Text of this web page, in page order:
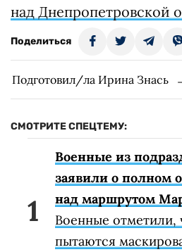
над Днепропетровской
Поделиться
Подготовил/ла Ирина Знась
СМОТРИТЕ СПЕЦТЕМУ:
Военные из
заявили о полном
над маршрутом
Военные отметили,
пытаются